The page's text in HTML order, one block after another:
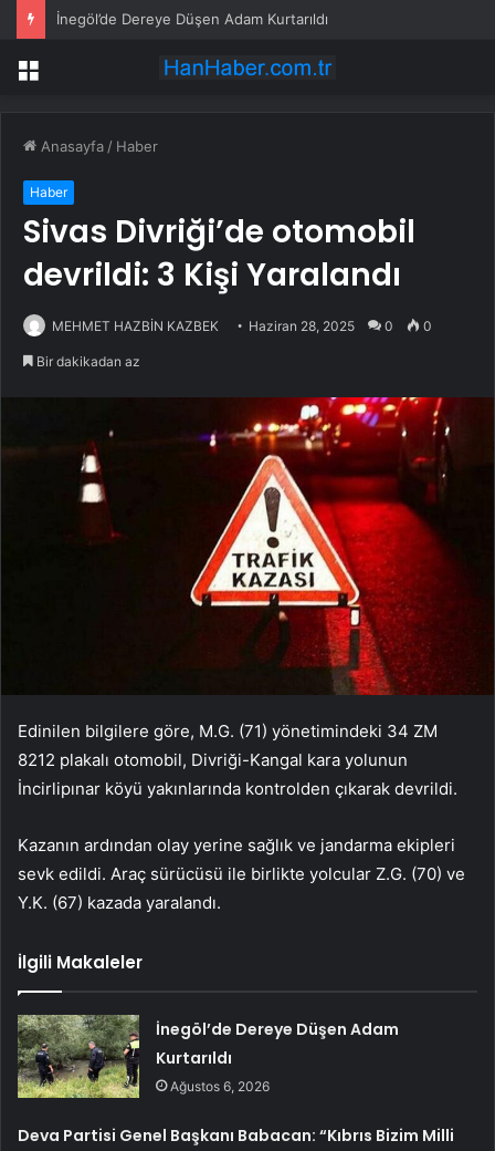
İnegöl’de Dereye Düşen Adam Kurtarıldı
Menü
Anasayfa / Haber
Haber
Sivas Divriği’de otomobil
devrildi: 3 Kişi Yaralandı
MEHMET HAZBİN KAZBEK Haziran 28, 2025 0 0
Bir dakikadan az
Edinilen bilgilere göre, M.G. (71) yönetimindeki 34 ZM
8212 plakalı otomobil, Divriği-Kangal kara yolunun
İncirlipınar köyü yakınlarında kontrolden çıkarak devrildi.
Kazanın ardından olay yerine sağlık ve jandarma ekipleri
sevk edildi. Araç sürücüsü ile birlikte yolcular Z.G. (70) ve
Y.K. (67) kazada yaralandı.
İlgili Makaleler
İnegöl’de Dereye Düşen Adam
Kurtarıldı
Ağustos 6, 2026
Deva Partisi Genel Başkanı Babacan: “Kıbrıs Bizim Milli